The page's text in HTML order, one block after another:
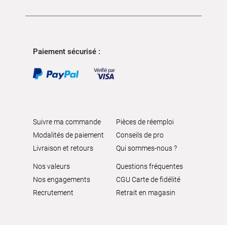
Paiement sécurisé :
Suivre ma commande
Modalités de paiement
Livraison et retours
Pièces de réemploi
Conseils de pro
Qui sommes-nous ?
Nos valeurs
Nos engagements
Recrutement
Questions fréquentes
CGU Carte de fidélité
Retrait en magasin